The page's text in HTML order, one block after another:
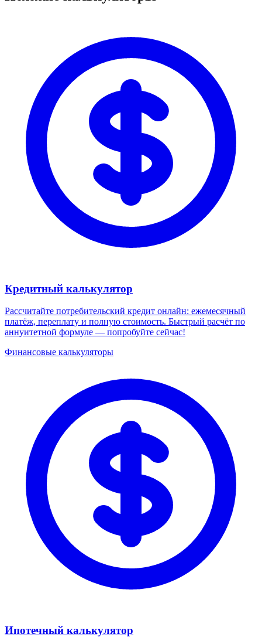
Кредитный калькулятор
Рассчитайте потребительский кредит онлайн: ежемесячный
платёж, переплату и полную стоимость. Быстрый расчёт по
аннуитетной формуле — попробуйте сейчас!
Финансовые калькуляторы
Ипотечный калькулятор